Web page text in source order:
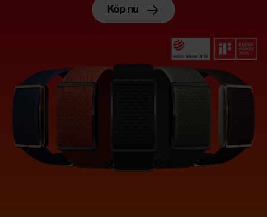
Köp nu